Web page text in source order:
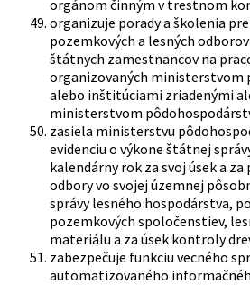
orgánom činným v trestnom
organizuje porady a školenia
pozemkových a lesných
štátnych zamestnancov na
organizovaných ministerstvom
alebo inštitúciami zriadenými
ministerstvom
zasiela ministerstvu
evidenciu o výkone štátnej
kalendárny rok za svoj úsek a
odbory vo svojej územnej
správy lesného hospodárstva,
pozemkových spoločenstiev,
materiálu a za úsek kontroly
zabezpečuje funkciu vecného
automatizovaného